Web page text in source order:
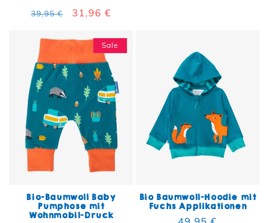
Normaler Preis
39,95 € Verkaufspreis
31,96 €
Sale
Bio-Baumwoll Baby
Pumphose mit
Wohnmobil-Druck
Bio Baumwoll-Hoodie mit
Fuchs Applikationen